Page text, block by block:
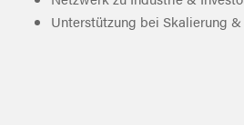
Unterstützung bei Skalierung